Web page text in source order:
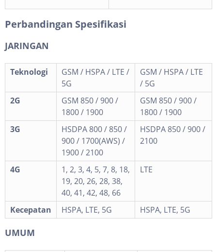
Perbandingan Spesifikasi
JARINGAN
Teknologi
GSM / HSPA / LTE /
5G
GSM / HSPA / LTE
/ 5G
2G
GSM 850 / 900 /
1800 / 1900
GSM 850 / 900 /
1800 / 1900
3G
HSDPA 800 / 850 /
900 / 1700(AWS) /
1900 / 2100
HSDPA 850 / 900 /
2100
4G
1, 2, 3, 4, 5, 7, 8, 18,
19, 20, 26, 28, 38,
40, 41, 42, 48, 66
LTE
Kecepatan HSPA, LTE, 5G HSPA, LTE, 5G
UMUM